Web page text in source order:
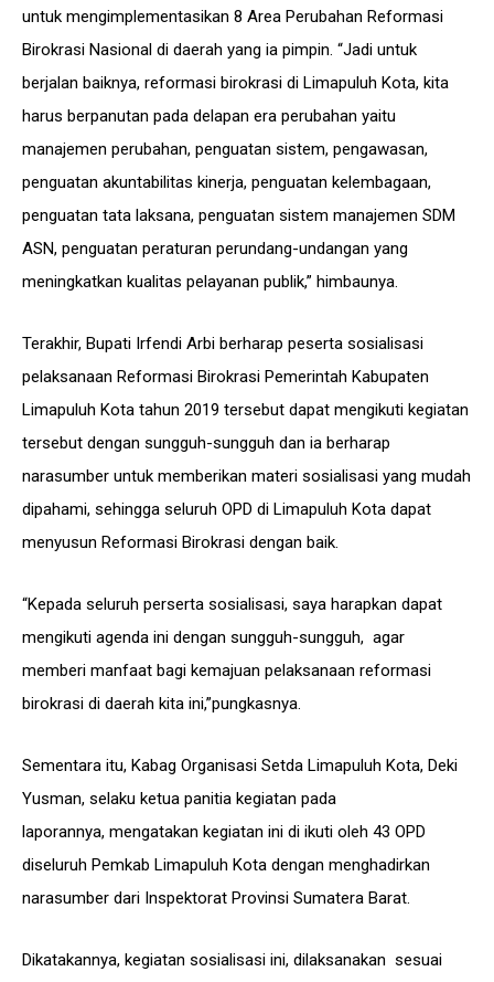
untuk mengimplementasikan 8 Area Perubahan Reformasi
Birokrasi Nasional di daerah yang ia pimpin. “Jadi untuk
berjalan baiknya, reformasi birokrasi di Limapuluh Kota, kita
harus berpanutan pada delapan era perubahan yaitu
manajemen perubahan, penguatan sistem, pengawasan,
penguatan akuntabilitas kinerja, penguatan kelembagaan,
penguatan tata laksana, penguatan sistem manajemen SDM
ASN, penguatan peraturan perundang-undangan yang
meningkatkan kualitas pelayanan publik,” himbaunya.
Terakhir, Bupati Irfendi Arbi berharap peserta sosialisasi
pelaksanaan Reformasi Birokrasi Pemerintah Kabupaten
Limapuluh Kota tahun 2019 tersebut dapat mengikuti kegiatan
tersebut dengan sungguh-sungguh dan ia berharap
narasumber untuk memberikan materi sosialisasi yang mudah
dipahami, sehingga seluruh OPD di Limapuluh Kota dapat
menyusun Reformasi Birokrasi dengan baik.
“Kepada seluruh perserta sosialisasi, saya harapkan dapat
mengikuti agenda ini dengan sungguh-sungguh, agar
memberi manfaat bagi kemajuan pelaksanaan reformasi
birokrasi di daerah kita ini,”pungkasnya.
Sementara itu, Kabag Organisasi Setda Limapuluh Kota, Deki
Yusman, selaku ketua panitia kegiatan pada
laporannya, mengatakan kegiatan ini di ikuti oleh 43 OPD
diseluruh Pemkab Limapuluh Kota dengan menghadirkan
narasumber dari Inspektorat Provinsi Sumatera Barat.
Dikatakannya, kegiatan sosialisasi ini, dilaksanakan sesuai